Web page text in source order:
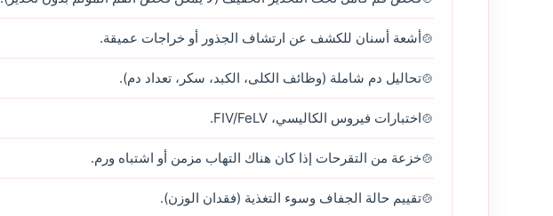
أشعة أسنان للكشف عن ارتشاف الجذور أو خراجات عميقة.
تحاليل دم شاملة (وظائف الكلى، الكبد، سكر، تعداد دم).
اختبارات فيروس الكاليسي، FIV/FeLV.
خزعة من التقرحات إذا كان هناك التهاب مزمن أو اشتباه ورم.
تقييم حالة الجفاف وسوء التغذية (فقدان الوزن).